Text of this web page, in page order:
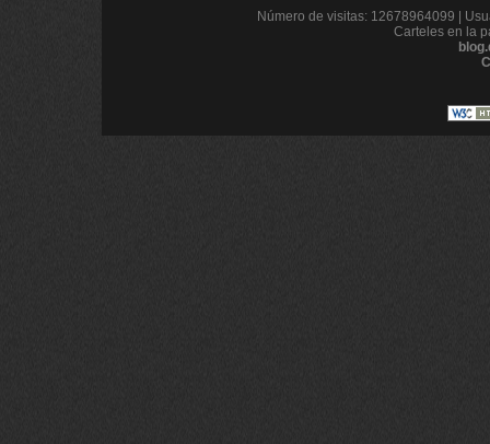
Número de visitas: 12678964099 |
Carteles en la